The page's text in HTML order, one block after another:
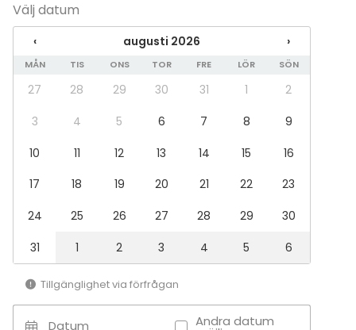
Lounge
Bar
Välj datum
‹ augusti 2026 ›
MÅN TIS ONS TOR FRE LÖR SÖN
27 28 29 30 31 1
2
3
4 5 6 7 8
9
10
11 12 13 14 15
16
17
18 19 20 21 22
23
24
25 26 27 28 29
30
31
1 2 3 4 5 6
Tillgänglighet via förfrågan
Datum Andra datum